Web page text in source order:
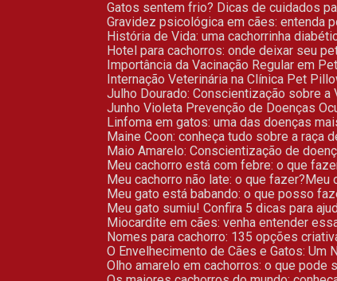
Gatos sentem frio? Dicas de cuidados
Gravidez psicológica em cães: entenda
História de Vida: uma cachorrinha
Hotel para cachorros: onde deixar seu
Importância da Vacinação Regular em
Internação Veterinária na Clínica Pet
Julho Dourado: Conscientização sobre
Junho Violeta Prevenção de Doenças
Linfoma em gatos: uma das doenças
Maine Coon: conheça tudo sobre a raça
Maio Amarelo: Conscientização de
Meu cachorro está com febre: o que
Meu cachorro não late: o que fazer?
Meu gato está babando: o que posso
Meu gato sumiu! Confira 5 dicas para
Miocardite em cães: venha entender
Nomes para cachorro: 135 opções
O Envelhecimento de Cães e Gatos:
Olho amarelo em cachorros: o que pode